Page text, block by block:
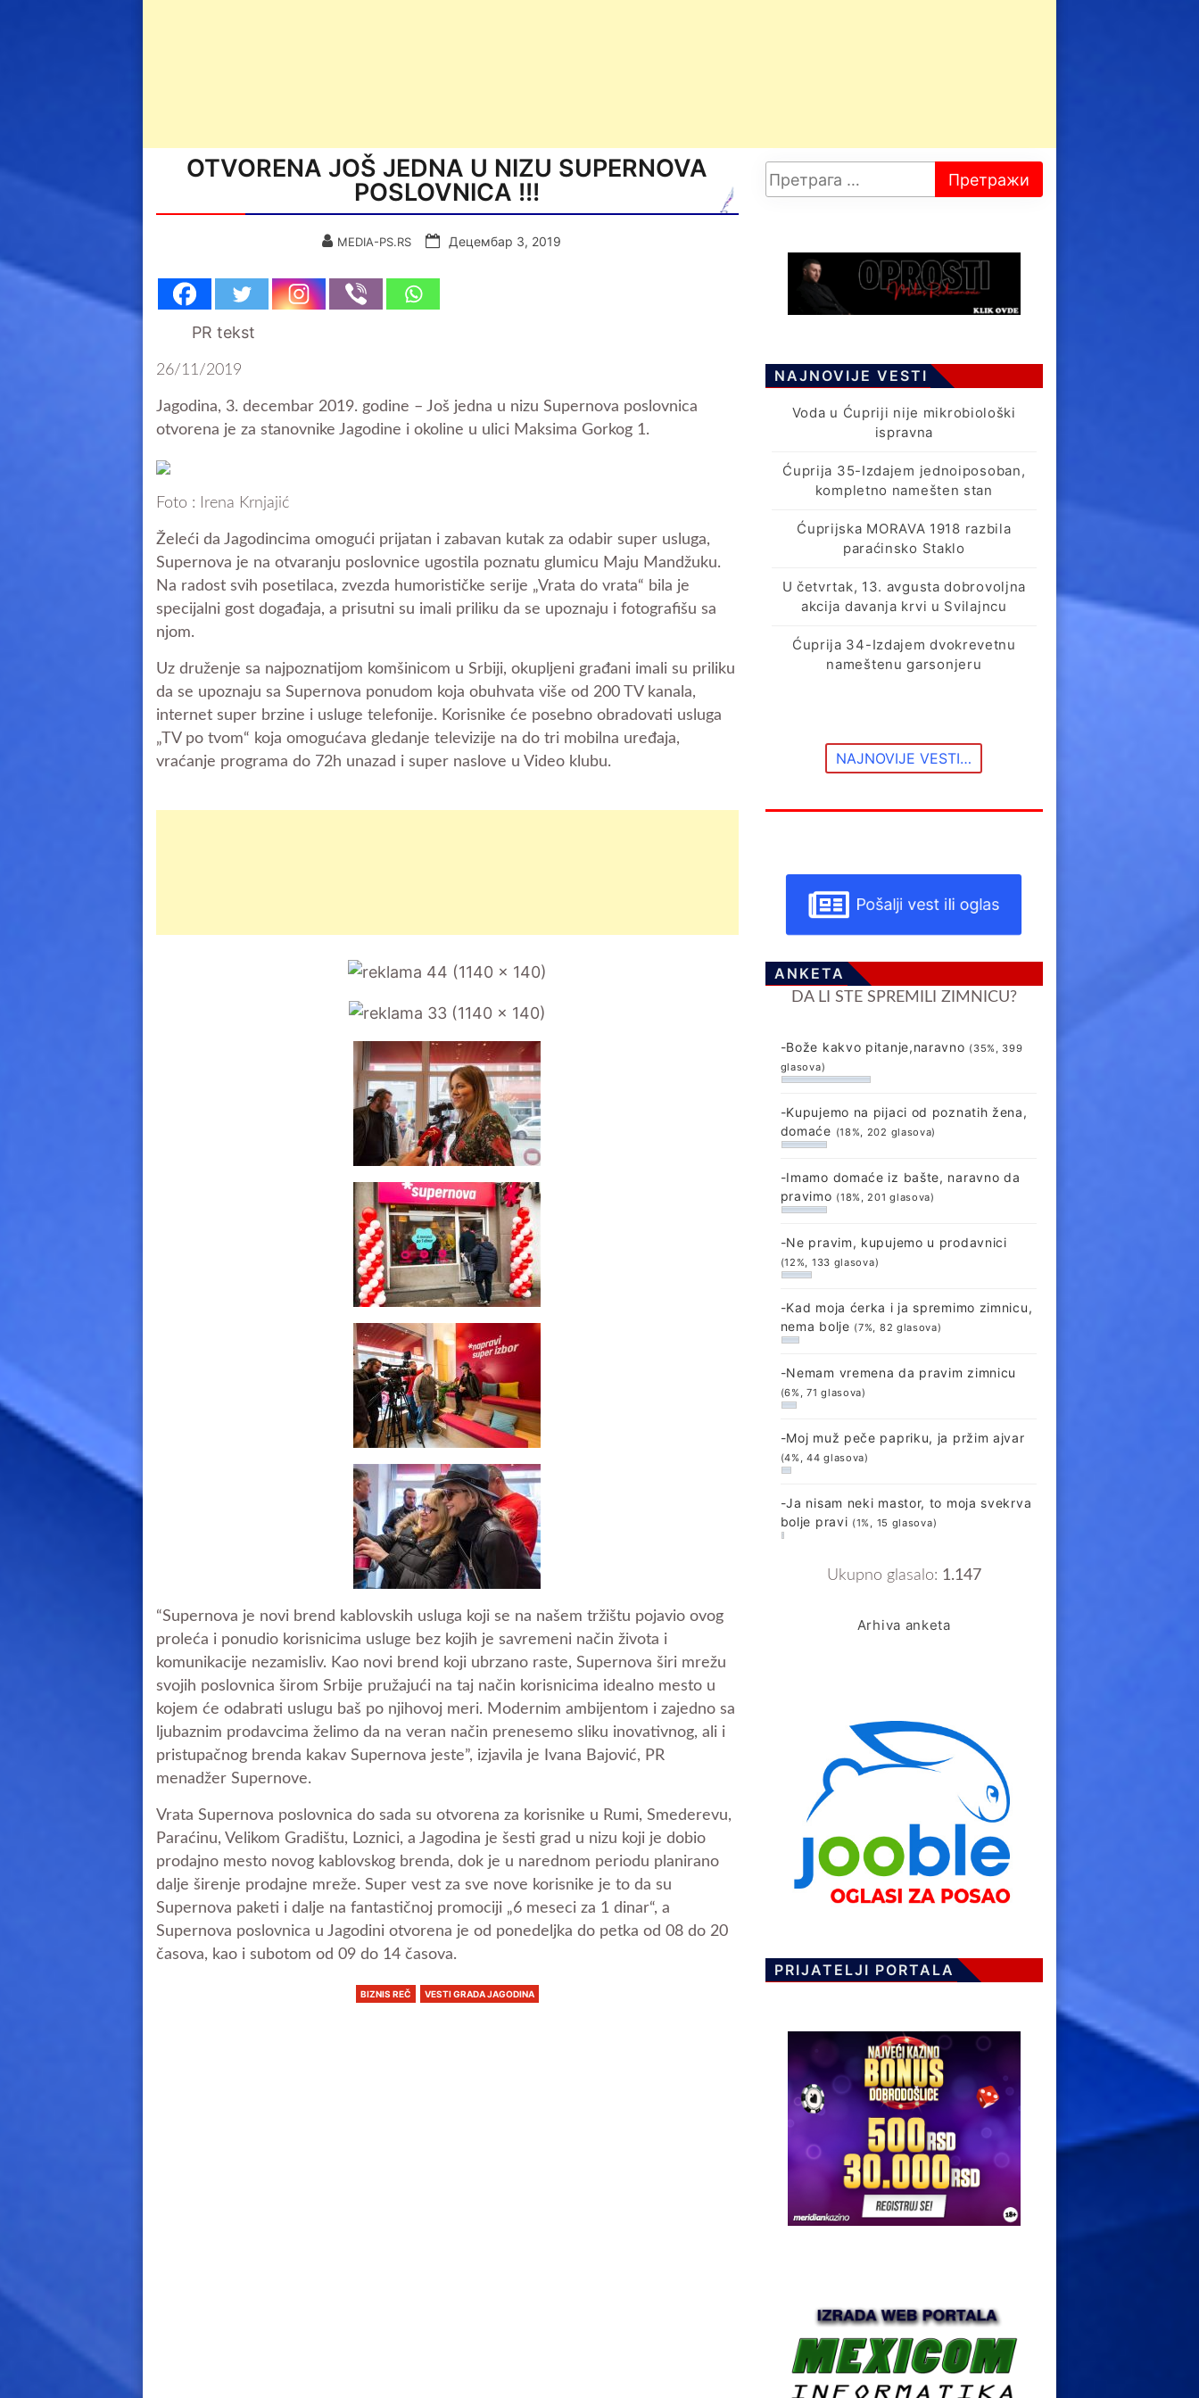
OTVORENA JOŠ JEDNA U NIZU SUPERNOVA
POSLOVNICA !!!
MEDIA-PS.RS Децембар 3, 2019
PR tekst
26/11/2019
Jagodina, 3. decembar 2019. godine – Još jedna u nizu Supernova poslovnica
otvorena je za stanovnike Jagodine i okoline u ulici Maksima Gorkog 1.
Foto : Irena Krnjajić
Želeći da Jagodincima omogući prijatan i zabavan kutak za odabir super usluga,
Supernova je na otvaranju poslovnice ugostila poznatu glumicu Maju Mandžuku.
Na radost svih posetilaca, zvezda humorističke serije „Vrata do vrata“ bila je
specijalni gost događaja, a prisutni su imali priliku da se upoznaju i fotografišu sa
njom.
Uz druženje sa najpoznatijom komšinicom u Srbiji, okupljeni građani imali su priliku
da se upoznaju sa Supernova ponudom koja obuhvata više od 200 TV kanala,
internet super brzine i usluge telefonije. Korisnike će posebno obradovati usluga
„TV po tvom“ koja omogućava gledanje televizije na do tri mobilna uređaja,
vraćanje programa do 72h unazad i super naslove u Video klubu.
“Supernova je novi brend kablovskih usluga koji se na našem tržištu pojavio ovog
proleća i ponudio korisnicima usluge bez kojih je savremeni način života i
komunikacije nezamisliv. Kao novi brend koji ubrzano raste, Supernova širi mrežu
svojih poslovnica širom Srbije pružajući na taj način korisnicima idealno mesto u
kojem će odabrati uslugu baš po njihovoj meri. Modernim ambijentom i zajedno sa
ljubaznim prodavcima želimo da na veran način prenesemo sliku inovativnog, ali i
pristupačnog brenda kakav Supernova jeste”, izjavila je Ivana Bajović, PR
menadžer Supernove.
Vrata Supernova poslovnica do sada su otvorena za korisnike u Rumi, Smederevu,
Paraćinu, Velikom Gradištu, Loznici, a Jagodina je šesti grad u nizu koji je dobio
prodajno mesto novog kablovskog brenda, dok je u narednom periodu planirano
dalje širenje prodajne mreže. Super vest za sve nove korisnike je to da su
Supernova paketi i dalje na fantastičnoj promociji „6 meseci za 1 dinar“, a
Supernova poslovnica u Jagodini otvorena je od ponedeljka do petka od 08 do 20
časova, kao i subotom od 09 do 14 časova.
BIZNIS REČ VESTI GRADA JAGODINA
NAJNOVIJE VESTI
Voda u Ćupriji nije mikrobiološki
ispravna
Ćuprija 35-Izdajem jednoiposoban,
kompletno namešten stan
Ćuprijska MORAVA 1918 razbila
paraćinsko Staklo
U četvrtak, 13. avgusta dobrovoljna
akcija davanja krvi u Svilajncu
Ćuprija 34-Izdajem dvokrevetnu
nameštenu garsonjeru
NAJNOVIJE VESTI…
Pošalji vest ili oglas
ANKETA
DA LI STE SPREMILI ZIMNICU?
-Bože kakvo pitanje,naravno (35%, 399
glasova)
-Kupujemo na pijaci od poznatih žena,
domaće (18%, 202 glasova)
-Imamo domaće iz bašte, naravno da
pravimo (18%, 201 glasova)
-Ne pravim, kupujemo u prodavnici
(12%, 133 glasova)
-Kad moja ćerka i ja spremimo zimnicu,
nema bolje (7%, 82 glasova)
-Nemam vremena da pravim zimnicu
(6%, 71 glasova)
-Moj muž peče papriku, ja pržim ajvar
(4%, 44 glasova)
-Ja nisam neki mastor, to moja svekrva
bolje pravi (1%, 15 glasova)
Ukupno glasalo: 1.147
Arhiva anketa
PRIJATELJI PORTALA